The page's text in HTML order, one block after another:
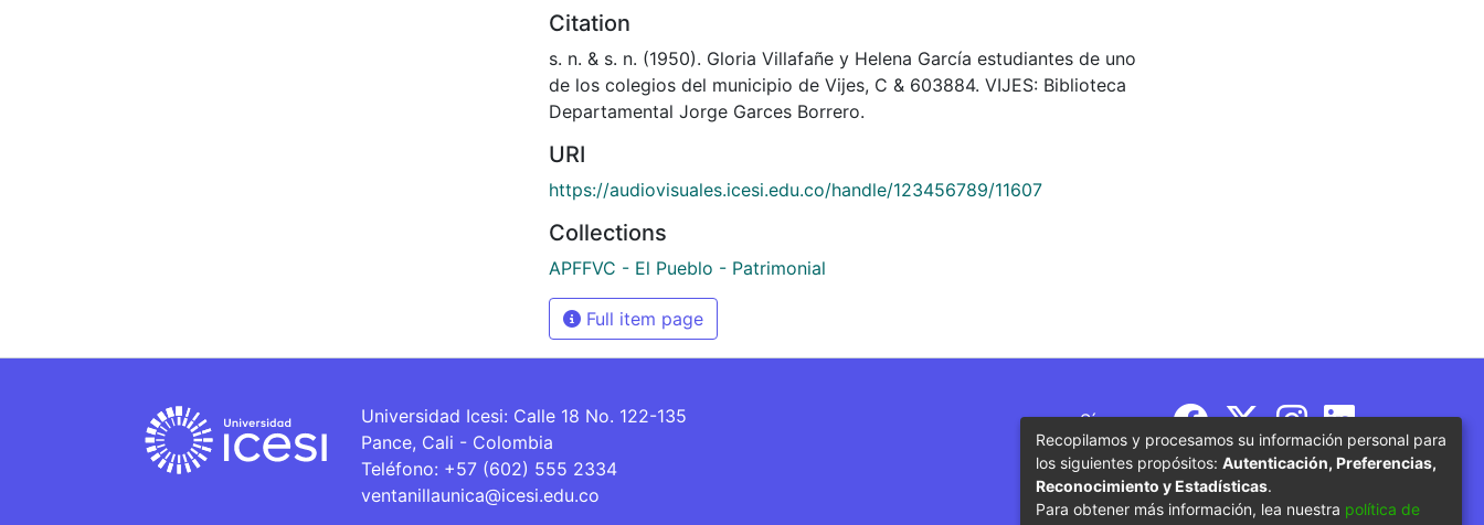
Citation
s. n. & s. n. (1950). Gloria Villafañe y Helena García estudiantes de uno
de los colegios del municipio de Vijes, C & 603884. VIJES: Biblioteca
Departamental Jorge Garces Borrero.
URI
https://audiovisuales.icesi.edu.co/handle/123456789/11607
Collections
APFFVC - El Pueblo - Patrimonial
Full item page
Universidad Icesi: Calle 18 No. 122-135
Pance, Cali - Colombia
Teléfono: +57 (602) 555 2334
ventanillaunica@icesi.edu.co
Síguenos
Recopilamos y procesamos su información personal para
los siguientes propósitos: Autenticación, Preferencias,
Reconocimiento y Estadísticas.
Para obtener más información, lea nuestra política de